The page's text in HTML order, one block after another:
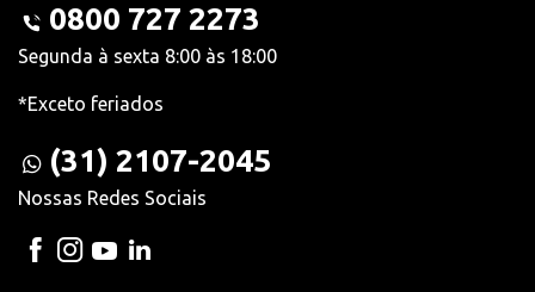
0800 727 2273
Segunda à sexta 8:00 às 18:00
*Exceto feriados
(31) 2107-2045
Nossas Redes Sociais